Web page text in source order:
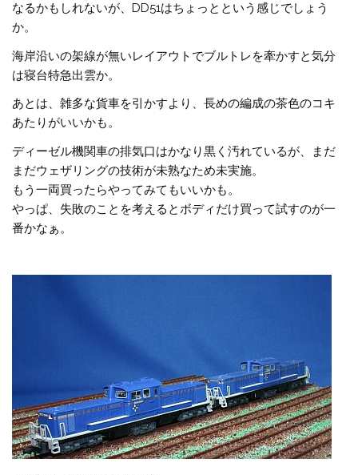
なるかもしれないが、DD51はちょっとという感じでしょう
か。
海岸沿いの架線が無いレイアウトでブルトレを牽かすと気分
は寝台特急出雲か。
あとは、雑多な貨車を引かすより、長めの編成の茶色のコキ
あたりがいいかも。
ディーゼル機関車の排気口はかなり黒く汚れているが、まだ
まだウェザリングの技術が未熟なため未実施。
もう一両買ったらやってみてもいいかも。
やっぱ、失敗のことを考えるとボディだけ買って試すのが一
番かなぁ。